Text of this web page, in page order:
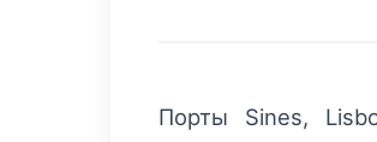
Порты Sines,